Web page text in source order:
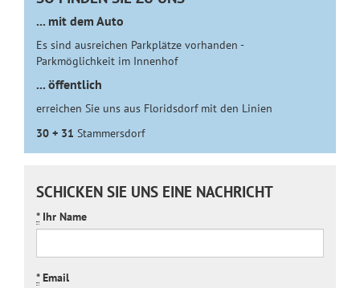
... mit dem Auto
Es sind ausreichen Parkplätze vorhanden -
Parkmöglichkeit im Innenhof
... öffentlich
erreichen Sie uns aus Floridsdorf mit den Linien
30 + 31 Stammersdorf
SCHICKEN SIE UNS EINE NACHRICHT
*Ihr Name
*Email